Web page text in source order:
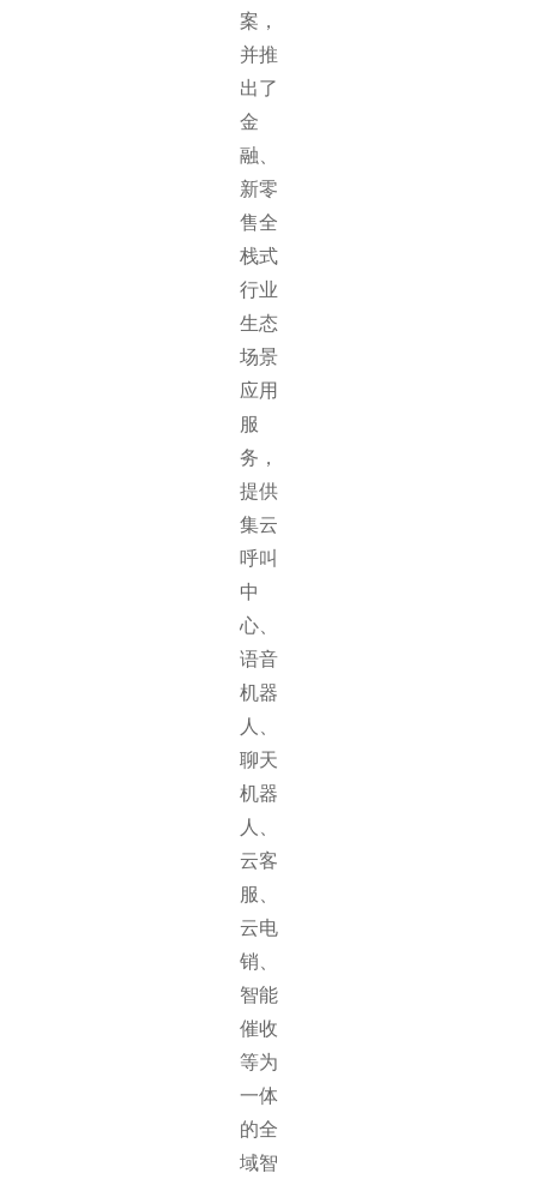
案，
并推
出了
金
融、
新零
售全
栈式
行业
生态
场景
应用
服
务，
提供
集云
呼叫
中
心、
语音
机器
人、
聊天
机器
人、
云客
服、
云电
销、
智能
催收
等为
一体
的全
域智